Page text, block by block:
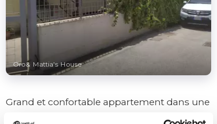
Oro& Mattia's House
Grand et confortable appartement dans une